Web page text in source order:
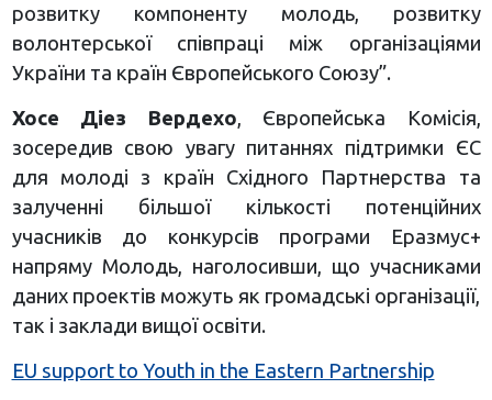
розвитку компоненту молодь, розвитку
волонтерської співпраці між організаціями
України та країн Європейського Союзу”.
Хосе Діез Вердехо, Європейська Комісія,
зосередив свою увагу питаннях підтримки ЄС
для молоді з країн Східного Партнерства та
залученні більшої кількості потенційних
учасників до конкурсів програми Еразмус+
напряму Молодь, наголосивши, що учасниками
даних проектів можуть як громадські організації,
так і заклади вищої освіти.
EU support to Youth in the Eastern Partnership